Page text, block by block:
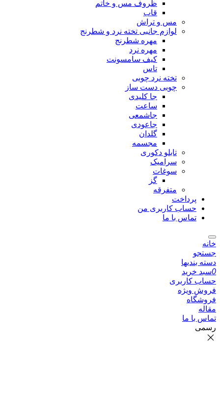
ظروف مس و خاتم
قاب
مس و تراش
لوازم جانبی تخته نرد و شطرنج
مهره شطرنج
مهره نرد
کیف سامسونت
تاس
تخته نرد چوبی
چوبی دست ساز
جا کلیدی
ساعت
جاشمعی
جاعودی
گلدان
مجسمه
تابلو دکوری
سرامیک
سوغات
گز
متفرقه
پرداخت
حساب کاربری من
تماس با ما
خانه
جستجو
دسته بندیها
0سبد خرید
حساب کاربری
فروش ویژه
فروشگاه
مقاله
تماس با ما
رسمی